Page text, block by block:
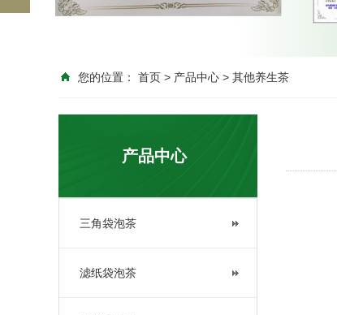
您的位置： 首页 > 产品中心 > 其他养生茶
产品中心
三角袋泡茶
滤纸袋泡茶